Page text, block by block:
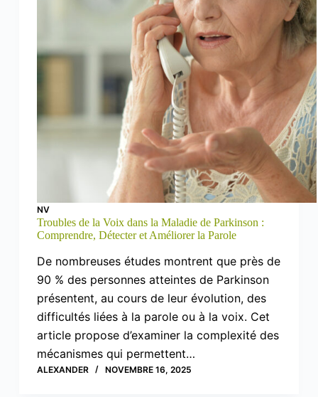
NV
Troubles de la Voix dans la Maladie de Parkinson :
Comprendre, Détecter et Améliorer la Parole
De nombreuses études montrent que près de
90 % des personnes atteintes de Parkinson
présentent, au cours de leur évolution, des
difficultés liées à la parole ou à la voix. Cet
article propose d’examiner la complexité des
mécanismes qui permettent…
ALEXANDER NOVEMBRE 16, 2025